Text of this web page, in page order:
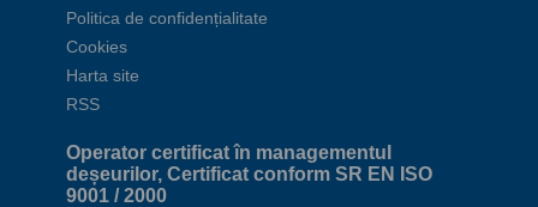
Politica de confidențialitate
Cookies
Harta site
RSS
Operator certificat în managementul
deșeurilor, Certificat conform SR EN ISO
9001 / 2000